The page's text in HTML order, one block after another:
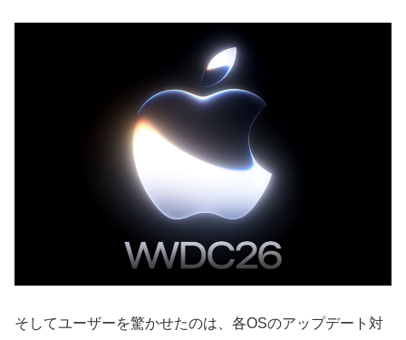
そしてユーザーを驚かせたのは、各OSのアップデート対